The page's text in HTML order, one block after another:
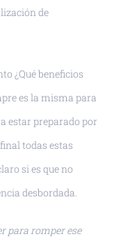
de
¿Qué beneficios
es la misma para
estar preparado por
todas estas
si es que no
desbordada.
para romper ese